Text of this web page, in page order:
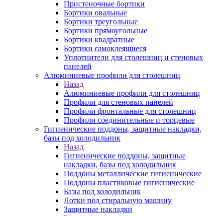
Пристеночные бортики
Бортики овальные
Бортики треугольные
Бортики прямоугольные
Бортики квадратные
Бортики самоклеящиеся
Уплотнители для столешниц и стеновых
панелей
Алюминиевые профили для столешниц
Назад
Алюминиевые профили для столешниц
Профили для стеновых панелей
Профили фронтальные для столешниц
Профили соединительные и торцевые
Гигиенические поддоны, защитные накладки,
базы под холодильник
Назад
Гигиенические поддоны, защитные
накладки, базы под холодильник
Поддоны металлические гигиенические
Поддоны пластиковые гигиенические
Базы под холодильник
Лотки под стиральную машину
Защитные накладки